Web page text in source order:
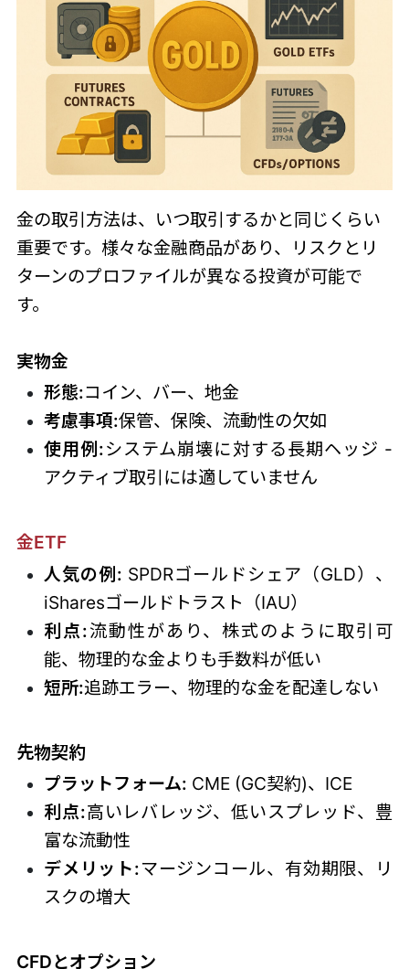
金の取引方法は、いつ取引するかと同じくらい
重要です。様々な金融商品があり、リスクとリ
ターンのプロファイルが異なる投資が可能で
す。
実物金
形態:コイン、バー、地金
考慮事項:保管、保険、流動性の欠如
使用例:システム崩壊に対する長期ヘッジ -
アクティブ取引には適していません
金ETF
人気の例: SPDRゴールドシェア（GLD）、
iSharesゴールドトラスト（IAU）
利点:流動性があり、株式のように取引可
能、物理的な金よりも手数料が低い
短所:追跡エラー、物理的な金を配達しない
先物契約
プラットフォーム: CME (GC契約)、ICE
利点:高いレバレッジ、低いスプレッド、豊
富な流動性
デメリット:マージンコール、有効期限、リ
スクの増大
CFDとオプション